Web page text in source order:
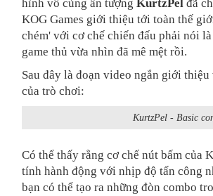
hình vô cùng ấn tượng KurtzPel đã
KOG Games giới thiệu tới toàn thế
chém' với cơ chế chiến đấu phải nói
game thủ vừa nhìn đã mê mệt rồi.
Sau đây là đoạn video ngắn giới
của trò chơi:
KurtzPel - Basic
Có thể thấy rằng cơ chế nút bấm của
tính hành động với nhịp độ tấn công
bạn có thể tạo ra những đòn combo